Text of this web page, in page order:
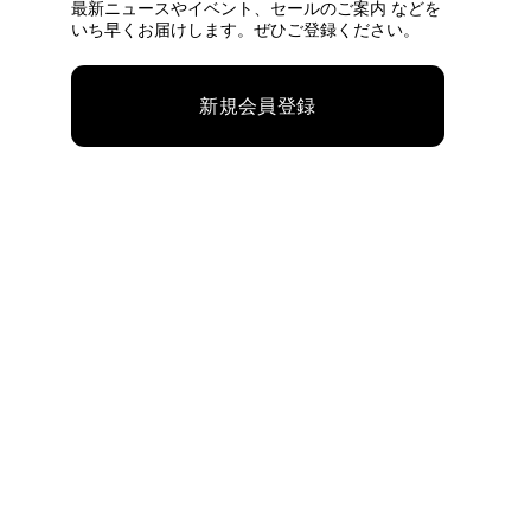
最新ニュースやイベント、 セールのご案内 などを
いち早くお届けします。ぜひご登録ください。
新規会員登録